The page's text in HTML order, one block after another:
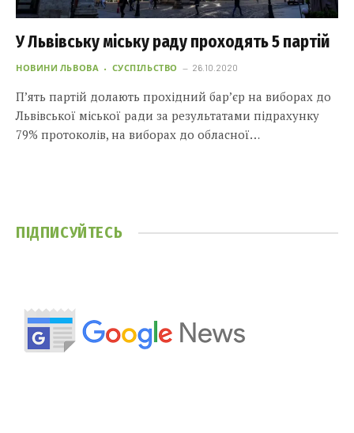
У Львівську міську раду проходять 5 партій
НОВИНИ ЛЬВОВА СУСПІЛЬСТВО 26.10.2020
П’ять партій долають прохідний бар’єр на виборах до
Львівської міської ради за результатами підрахунку
79% протоколів, на виборах до обласної…
ПІДПИСУЙТЕСЬ